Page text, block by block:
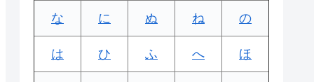
な に ぬ ね の
は ひ ふ へ ほ